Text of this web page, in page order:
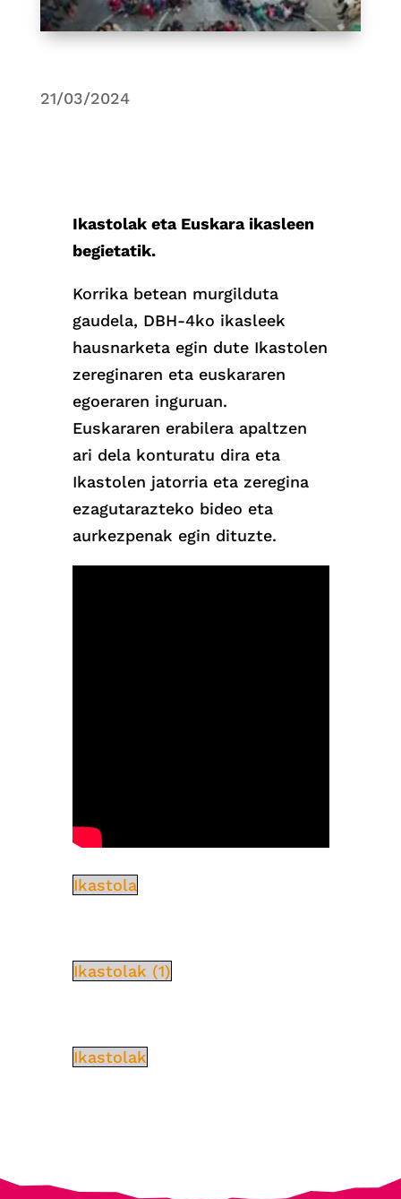
21/03/2024
Ikastolak eta Euskara ikasleen
begietatik.
Korrika betean murgilduta
gaudela, DBH-4ko ikasleek
hausnarketa egin dute Ikastolen
zereginaren eta euskararen
egoeraren inguruan.
Euskararen erabilera apaltzen
ari dela konturatu dira eta
Ikastolen jatorria eta zeregina
ezagutarazteko bideo eta
aurkezpenak egin dituzte.
Ikastola
Ikastolak (1)
Ikastolak